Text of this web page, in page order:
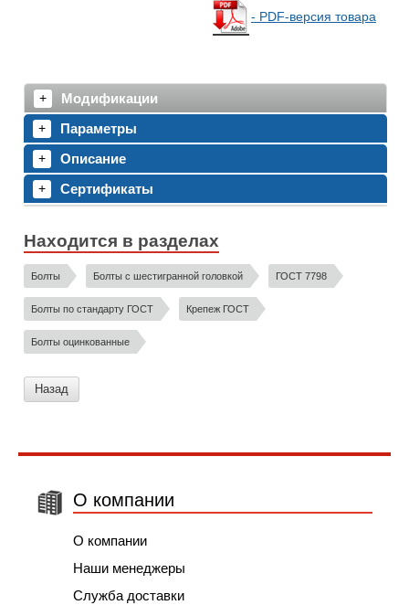
- PDF-версия товара
Модификации
Параметры
Описание
Сертификаты
Находится в разделах
Болты Болты с шестигранной головкой ГОСТ 7798
Болты по стандарту ГОСТ Крепеж ГОСТ
Болты оцинкованные
Назад
О компании
О компании
Наши менеджеры
Служба доставки